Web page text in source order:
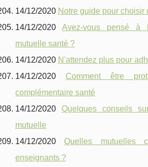
14/12/2020 Notre guide pour choisir
14/12/2020Avez-vous pensé à
mutuelle santé ?
14/12/2020 N'attendez plus pour
14/12/2020 Comment être
complémentaire santé
14/12/2020 Quelques conseils
mutuelle
14/12/2020Quelles mutuelles
enseignants ?